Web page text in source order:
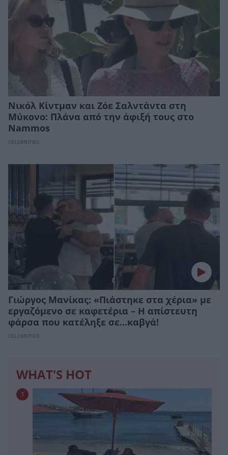
Νικόλ Κίντμαν και Ζόε Σαλντάντα στη
Μύκονο: Πλάνα από την άφιξή τους στο
Nammos
CELEBRITIES
Γιώργος Μανίκας: «Πιάστηκε στα χέρια» με
εργαζόμενο σε καφετέρια – Η απίστευτη
φάρσα που κατέληξε σε…καβγά!
CELEBRITIES
WHAT'S HOT
1